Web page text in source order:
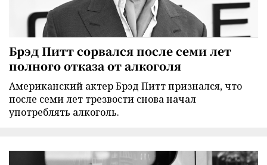
Брэд Питт сорвался после семи лет
полного отказа от алкоголя
Американский актер Брэд Питт признался, что
после семи лет трезвости снова начал
употреблять алкоголь.